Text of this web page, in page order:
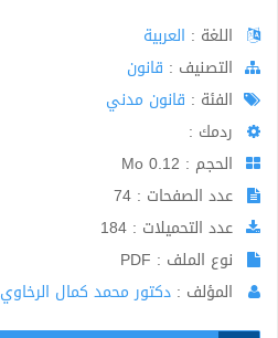
اللغة : العربية
اﻟﺘﺼﻨﻴﻒ : قانون
الفئة : قانون مدني
ردمك :
الحجم : 0.12 Mo
عدد الصفحات : 74
عدد التحميلات : 184
نوع الملف : PDF
المؤلف : دكتور محمد كمال الرخاوي